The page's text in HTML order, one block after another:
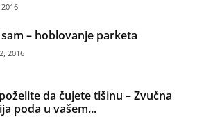
– hoblovanje parketa
2016
da čujete tišinu – Zvučna
poda u vašem...